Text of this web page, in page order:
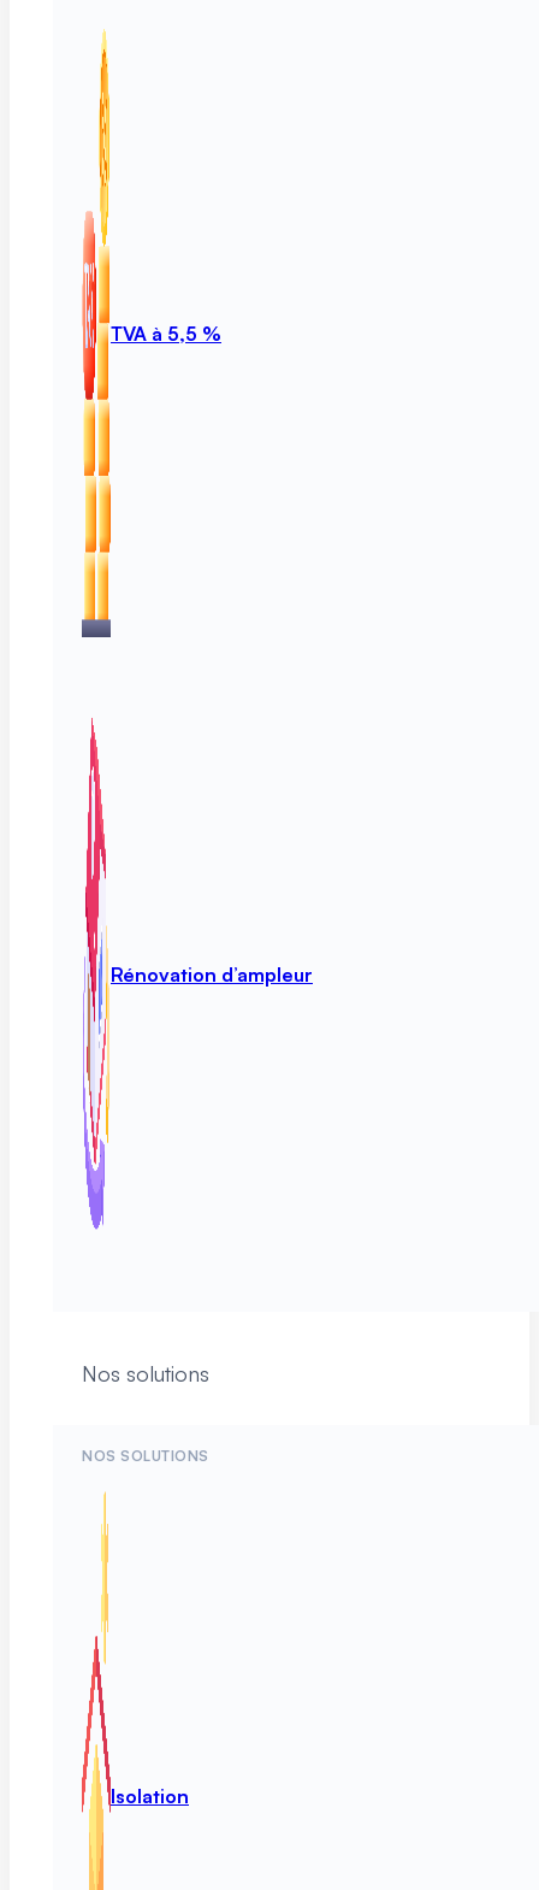
TVA à 5,5 %
Rénovation d’ampleur
Nos solutions
NOS SOLUTIONS
Isolation